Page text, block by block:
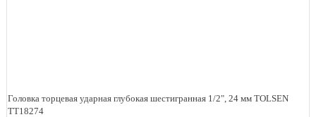
Головка торцевая ударная глубокая шестигранная 1/2", 24 мм TOLSEN
TT18274